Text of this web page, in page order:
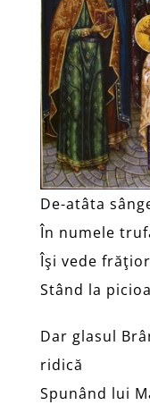
De-atâta
În numele
Îşi vede
Stând la
Dar glasul
ridică
Spunând lui